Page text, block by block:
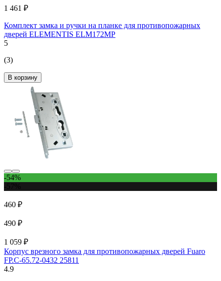
1 461 ₽
Комплект замка и ручки на планке для противопожарных
дверей ELEMENTIS ELM172MP
5
(3)
В корзину
-54%
460 ₽
490 ₽
1 059 ₽
Корпус врезного замка для противопожарных дверей Fuaro
FP.C-65.72-0432 25811
4.9